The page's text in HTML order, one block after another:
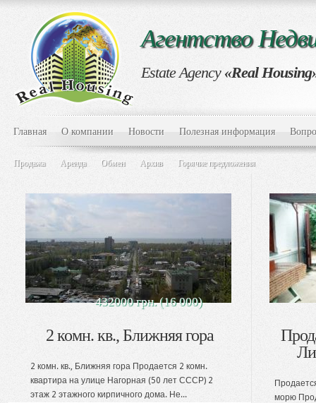
Агентство
Estate Agency «Real
Главная О компании Новости Полезная информация
Продажа Аренда Обмен Архив Горячие предложения
432000 грн. (16 000)
2 комн. кв., Ближняя гора
2 комн. кв., Ближняя гора Продается 2 комн.
квартира на улице Нагорная (50 лет СССР) 2
этаж 2 этажного кирпичного дома. Не...
морю